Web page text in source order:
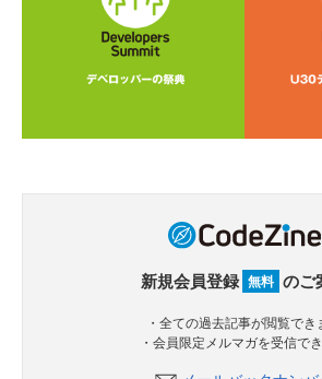
新規会員登録 無料 のご
・全ての過去記事が閲覧でき
・会員限定メルマガを受信で